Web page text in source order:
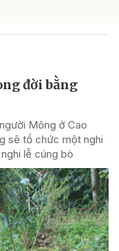
đời bằng
Mông ở Cao
sẽ tổ chức một nghi
lễ cúng bò